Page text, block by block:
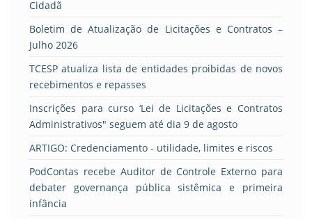
Cidadã
Boletim de Atualização de Licitações e Contratos –
Julho 2026
TCESP atualiza lista de entidades proibidas de novos
recebimentos e repasses
Inscrições para curso ‘Lei de Licitações e Contratos
Administrativos" seguem até dia 9 de agosto
ARTIGO: Credenciamento - utilidade, limites e riscos
PodContas recebe Auditor de Controle Externo para
debater governança pública sistêmica e primeira
infância